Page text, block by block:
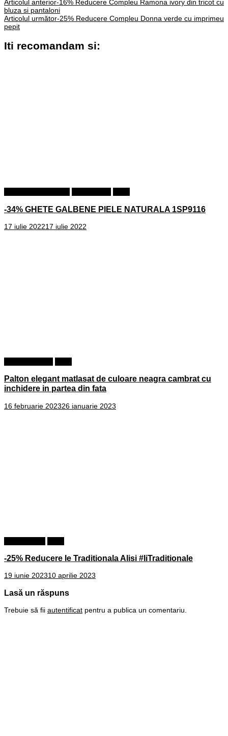
Navigare
în
articole
Articolul anterior-16% Reducere Compleu Ramona ivory din tricot cu
bluza si pantaloni
Articolul următor-25% Reducere Compleu Donna verde cu imprimeu
pepit
Iti recomandam si:
-34% GHETE GALBENE PIELE NATURALA 1SP9116
17 iulie 202217 iulie 2022
Palton elegant matlasat de culoare neagra cambrat cu
inchidere in partea din fata
16 februarie 202326 ianuarie 2023
-25% Reducere Ie Traditionala Alisi #IiTraditionale
19 iunie 202310 aprilie 2023
Lasă un răspuns
Trebuie să fii autentificat pentru a publica un comentariu.